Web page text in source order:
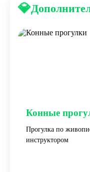
💎
Конные
Прогулка по
инструктором